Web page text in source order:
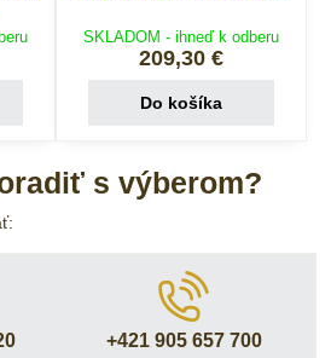
SKLADOM - ihneď k odberu
209,30 €
Do košíka
s výberom?
+421 905 657 700